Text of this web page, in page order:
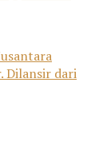
Dilansir dari